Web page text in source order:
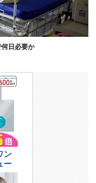
日必要か